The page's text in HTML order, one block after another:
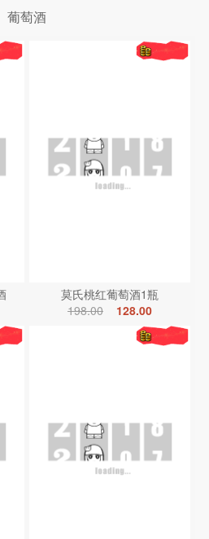
葡萄酒
莫氏桃红葡萄酒1瓶
198.00
128.00